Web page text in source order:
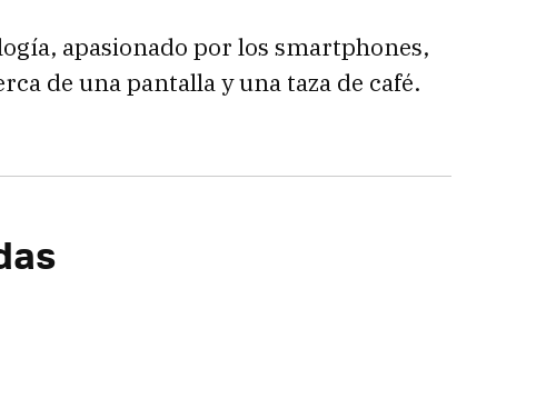
apasionado por los smartphones,
de una pantalla y una taza de café.